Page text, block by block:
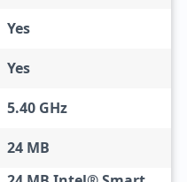
Yes
Yes
5.40 GHz
24 MB